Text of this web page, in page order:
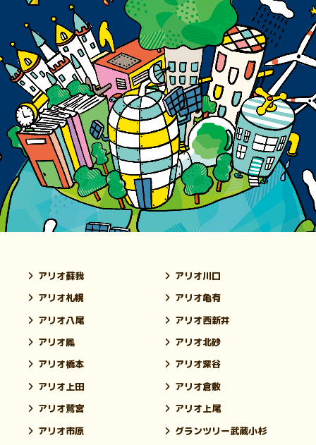
アリオ蘇我
アリオ川口
アリオ札幌
アリオ亀有
アリオ八尾
アリオ西新井
アリオ鳳
アリオ北砂
アリオ橋本
アリオ深谷
アリオ上田
アリオ倉敷
アリオ鷲宮
アリオ上尾
アリオ市原
グランツリー武蔵小杉